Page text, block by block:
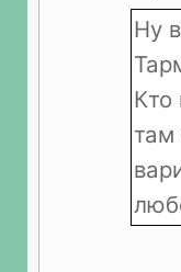
Ну
Кто
там